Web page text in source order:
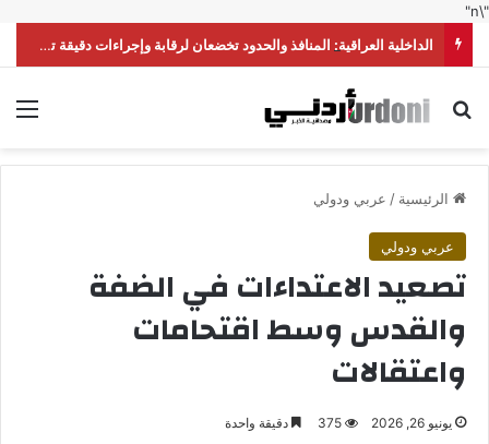
"\n"
الداخلية العراقية: المنافذ والحدود تخضعان لرقابة وإجراءات دقيقة تحقق أعلى درجات الأمن
بحث عن
الرئيسية / عربي ودولي
عربي ودولي
تصعيد الاعتداءات في الضفة
والقدس وسط اقتحامات
واعتقالات
يونيو 26, 2026 375 دقيقة واحدة